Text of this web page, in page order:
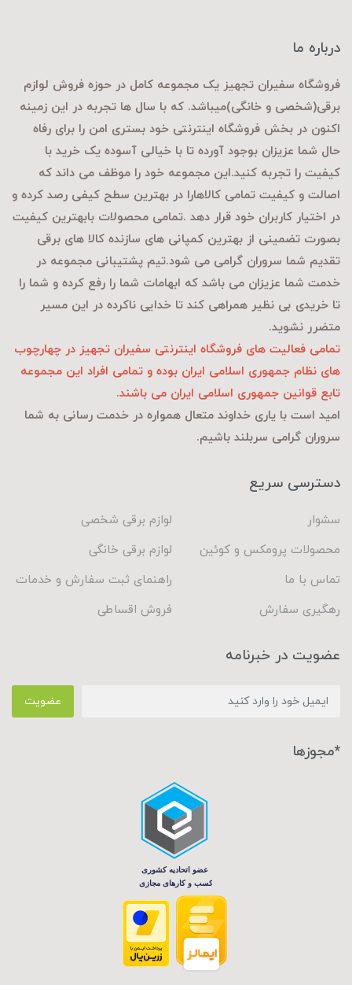
درباره ما
فروشگاه سفیران تجهیز یک مجموعه کامل در حوزه فروش لوازم
برقی(شخصی و خانگی)میباشد. که با سال ها تجربه در این زمینه
اکنون در بخش فروشگاه اینترنتی خود بستری امن را برای رفاه
حال شما عزیزان بوجود آورده تا با خیالی آسوده یک خرید با
کیفیت را تجربه کنید.این مجموعه خود را موظف می داند که
اصالت و کیفیت تمامی کالاهارا در بهترین سطح کیفی رصد کرده و
در اختیار کاربران خود قرار دهد .تمامی محصولات بابهترین کیفیت
بصورت تضمینی از بهترین کمپانی های سازنده کالا های برقی
تقدیم شما سروران گرامی می شود.تیم پشتیبانی مجموعه در
خدمت شما عزیزان می باشد که ابهامات شما را رفع کرده و شما را
تا خریدی بی نظیر همراهی کند تا خدایی ناکرده در این مسیر
متضرر نشوید.
تمامی فعالیت های فروشگاه اینترنتی سفیران تجهیز در چهارچوب
های نظام جمهوری اسلامی ایران بوده و تمامی افراد این مجموعه
تابع قوانین جمهوری اسلامی ایران می باشند.
امید است با یاری خداوند متعال همواره در خدمت رسانی به شما
سروران گرامی سربلند باشیم.
دسترسی سریع
سشوار
لوازم برقی شخصی
محصولات پرومکس و کوئین
لوازم برقی خانگی
تماس با ما
راهنمای ثبت سفارش و خدمات
رهگیری سفارش
فروش اقساطی
عضویت در خبرنامه
عضویت
*مجوزها